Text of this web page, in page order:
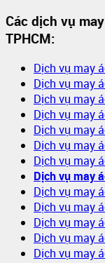
Các dịch vụ
TPHCM:
Dịch vụ may
Dịch vụ may
Dịch vụ may
Dịch vụ may
Dịch vụ may
Dịch vụ may
Dịch vụ may
Dịch vụ may
Dịch vụ may
Dịch vụ may
Dịch vụ may
Dịch vụ may
Dịch vụ may